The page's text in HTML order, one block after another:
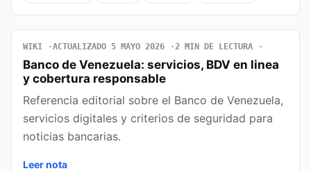
WIKI ACTUALIZADO 5 MAYO 2026 2 MIN DE LECTURA
Banco de Venezuela: servicios, BDV en linea
y cobertura responsable
Referencia editorial sobre el Banco de Venezuela,
servicios digitales y criterios de seguridad para
noticias bancarias.
Leer nota